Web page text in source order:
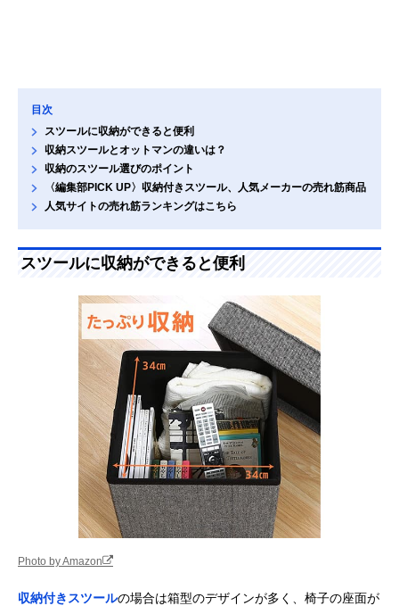
目次
スツールに収納ができると便利
収納スツールとオットマンの違いは？
収納のスツール選びのポイント
〈編集部PICK UP〉収納付きスツール、人気メーカーの売れ筋商品
人気サイトの売れ筋ランキングはこちら
スツールに収納ができると便利
Photo by Amazon
収納付きスツールの場合は箱型のデザインが多く、椅子の座面が